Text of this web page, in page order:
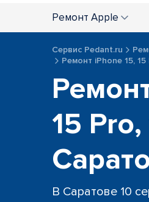
Ремонт Apple
Сервис Pedant.ru
Ремонт iPhone 15,
15
В Саратове 10